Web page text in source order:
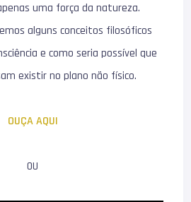
uma força da natureza.
alguns conceitos filosóficos
e como seria possível que
existir no plano não físico.
OUÇA AQUI
OU